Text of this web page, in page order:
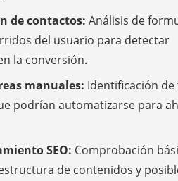
de contactos: Análisis de
del usuario para detectar
la conversión.
manuales: Identificación de
podrían automatizarse para
SEO: Comprobación
de contenidos y